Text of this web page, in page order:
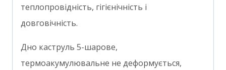
теплопровідність, гігієнічність і
довговічність.
Дно каструль 5-шарове,
термоакумулювальне не деформується,